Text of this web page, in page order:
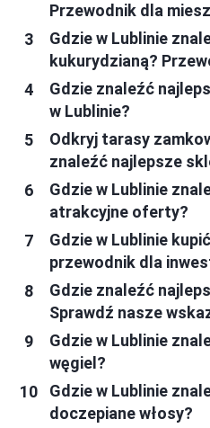
Przewodnik dla
Gdzie w Lublinie
kukurydzianą?
Gdzie znaleźć
w Lublinie?
Odkryj tarasy
znaleźć najlepsze
Gdzie w Lublinie
atrakcyjne oferty?
Gdzie w Lublinie
przewodnik dla
Gdzie znaleźć
Sprawdź nasze
Gdzie w Lublinie
węgiel?
Gdzie w Lublinie
doczepiane włosy?